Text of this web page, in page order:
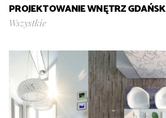
PROJEKTOWANIE WNĘTRZ GDAŃSK
Wszystkie